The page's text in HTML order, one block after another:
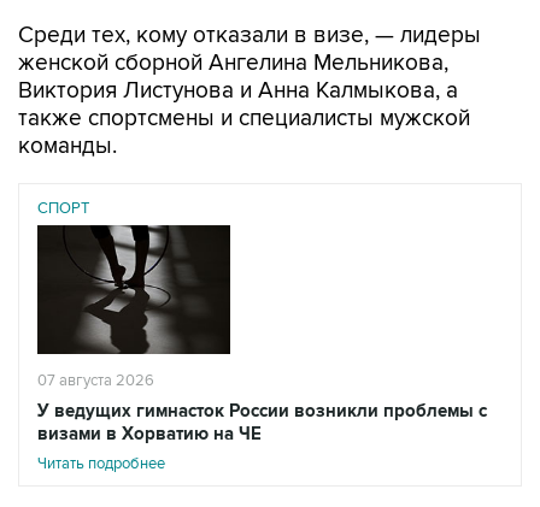
Среди тех, кому отказали в визе, — лидеры
женской сборной Ангелина Мельникова,
Виктория Листунова и Анна Калмыкова, а
также спортсмены и специалисты мужской
команды.
СПОРТ
07 августа 2026
У ведущих гимнасток России возникли проблемы с
визами в Хорватию на ЧЕ
Читать подробнее